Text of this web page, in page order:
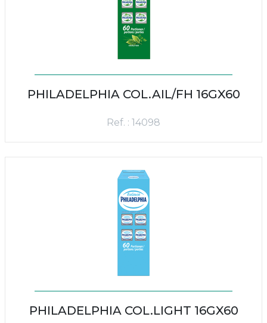
PHILADELPHIA COL.AIL/FH 16GX60
Ref. : 14098
PHILADELPHIA COL.LIGHT 16GX60